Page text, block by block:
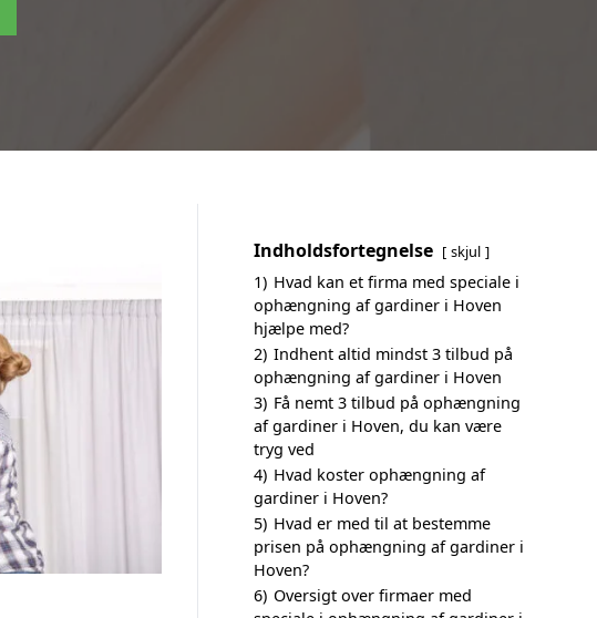
Indholdsfortegnelse skjul
1) Hvad kan et firma med speciale i
ophængning af gardiner i Hoven
hjælpe med?
2) Indhent altid mindst 3 tilbud på
ophængning af gardiner i Hoven
3) Få nemt 3 tilbud på ophængning
af gardiner i Hoven, du kan være
tryg ved
4) Hvad koster ophængning af
gardiner i Hoven?
5) Hvad er med til at bestemme
prisen på ophængning af gardiner i
Hoven?
6) Oversigt over firmaer med